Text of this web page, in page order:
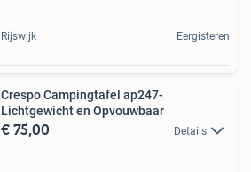
Rijswijk Eergisteren
Crespo Campingtafel ap247-
Lichtgewicht en Opvouwbaar
€ 75,00 Details